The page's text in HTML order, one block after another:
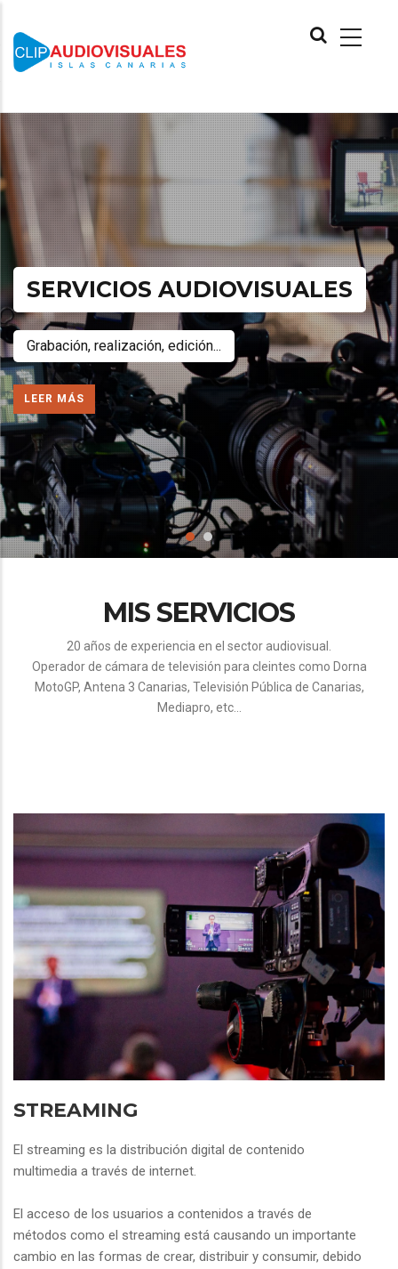
contenido
principal
NAVIGATION
SERVICIOS AUDIOVISUALES
Grabación, realización, edición...
LEER MÁS
MIS SERVICIOS
20 años de experiencia en el sector audiovisual.
Operador de cámara de televisión para cleintes como Dorna
MotoGP, Antena 3 Canarias, Televisión Pública de Canarias,
Mediapro, etc...
STREAMING
El streaming es la distribución digital de contenido
multimedia a través de internet.
El acceso de los usuarios a contenidos a través de
métodos como el streaming está causando un importante
cambio en las formas de crear, distribuir y consumir, debido